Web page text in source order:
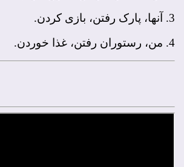
3. آنها، پارک رفتن، بازی کردن.
4. من، رستوران رفتن، غذا خوردن.